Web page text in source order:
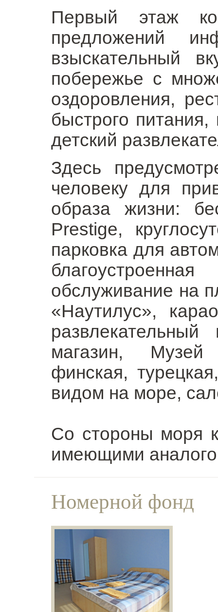
Первый этаж
предложений
взыскательный
побережье с
оздоровления,
быстрого питания,
детский
Здесь
человеку для
образа жизни:
Prestige,
парковка для
обслуживание на
«Наутилус»,
магазин, Музей
финская,
видом на море,
Со стороны моря
имеющими
Номерной фонд